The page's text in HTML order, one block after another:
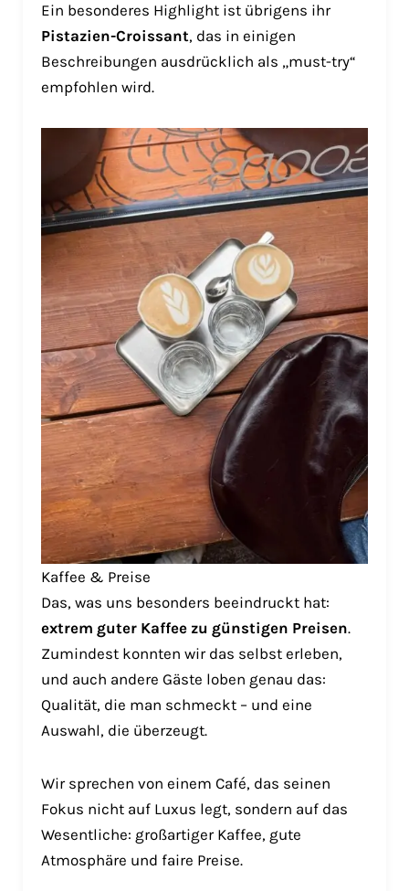
Ein besonderes Highlight ist übrigens ihr
Pistazien-Croissant, das in einigen
Beschreibungen ausdrücklich als „must-try“
empfohlen wird.
Kaffee & Preise
Das, was uns besonders beeindruckt hat:
extrem guter Kaffee zu günstigen Preisen.
Zumindest konnten wir das selbst erleben,
und auch andere Gäste loben genau das:
Qualität, die man schmeckt – und eine
Auswahl, die überzeugt.
Wir sprechen von einem Café, das seinen
Fokus nicht auf Luxus legt, sondern auf das
Wesentliche: großartiger Kaffee, gute
Atmosphäre und faire Preise.